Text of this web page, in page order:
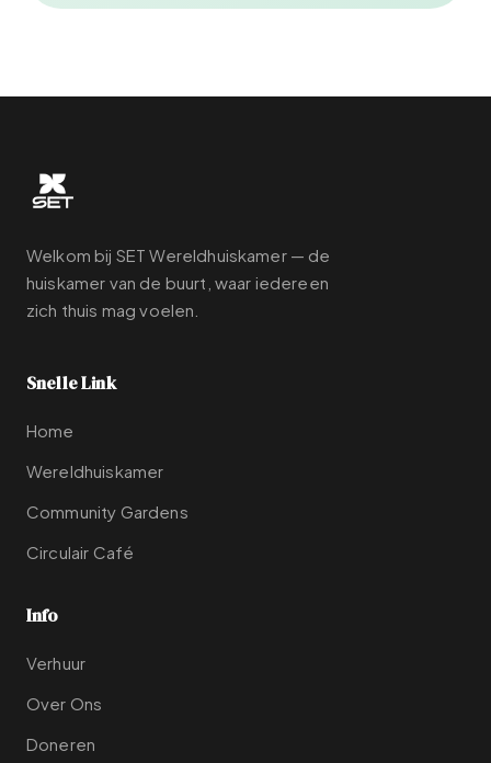
Welkom bij SET Wereldhuiskamer — de
huiskamer van de buurt, waar iedereen
zich thuis mag voelen.
Snelle Link
Home
Wereldhuiskamer
Community Gardens
Circulair Café
Info
Verhuur
Over Ons
Doneren